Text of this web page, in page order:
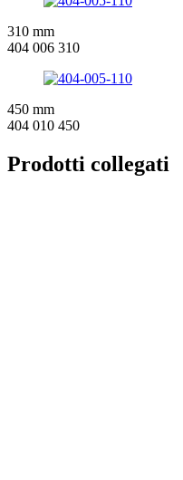
310 mm
404 006 310
450 mm
404 010 450
Prodotti collegati